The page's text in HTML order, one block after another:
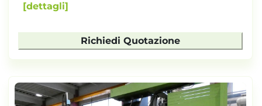
dettagli
Richiedi Quotazione